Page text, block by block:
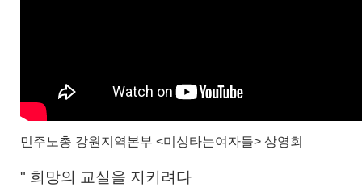
민주노총 강원지역본부 <미싱타는여자들> 상영회
" 희망의 교실을 지키려다